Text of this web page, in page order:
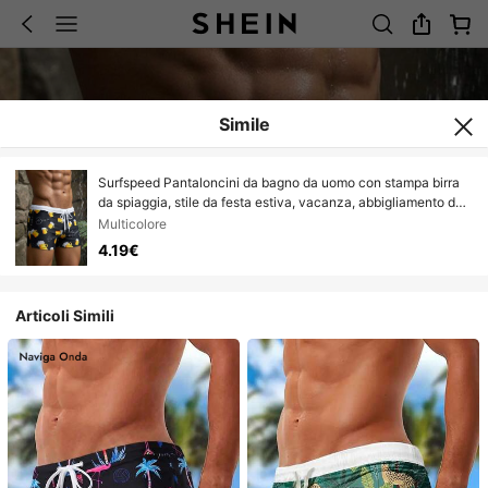
Simile
Surfspeed Pantaloncini da bagno da uomo con stampa birra
da spiaggia, stile da festa estiva, vacanza, abbigliamento da
spiaggia per uomo, pantaloncini da spiaggia stile casual,
divertenti, con stampa birra, per l'estate
Multicolore
4.19€
Articoli Simili